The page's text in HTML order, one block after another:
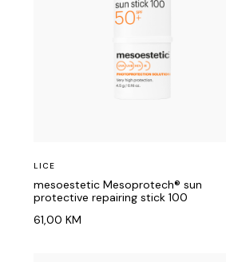
LICE
mesoestetic Mesoprotech® sun
protective repairing stick 100
61,00 KM